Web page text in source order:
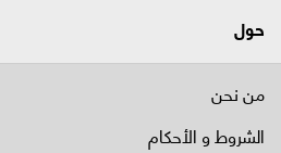
حول
من نحن
الشروط و الأحكام